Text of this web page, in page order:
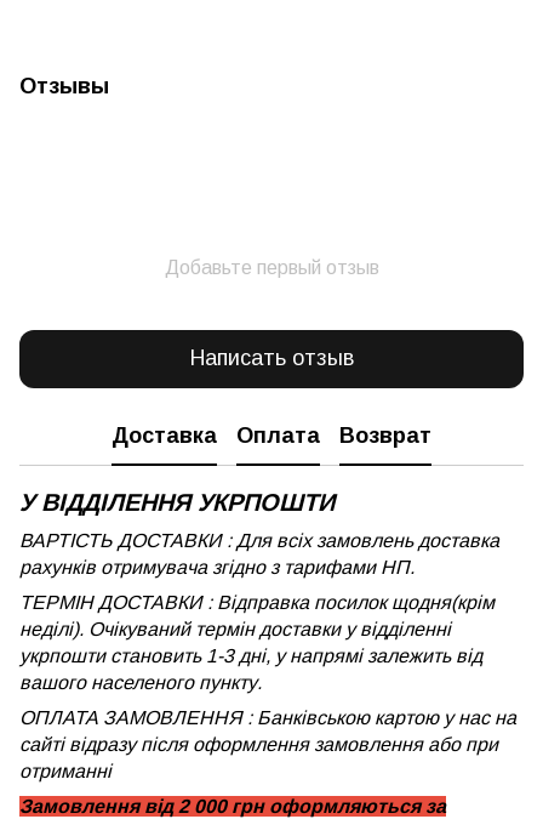
Отзывы
Добавьте первый отзыв
Написать отзыв
Доставка Оплата Возврат
У ВІДДІЛЕННЯ УКРПОШТИ
ВАРТІСТЬ ДОСТАВКИ : Для всіх замовлень доставка
рахунків отримувача згідно з тарифами НП.
ТЕРМІН ДОСТАВКИ : Відправка посилок щодня(крім
неділі). Очікуваний термін доставки у відділенні
укрпошти становить 1-3 дні, у напрямі залежить від
вашого населеного пункту.
ОПЛАТА ЗАМОВЛЕННЯ : Банківською картою у нас на
сайті відразу після оформлення замовлення або при
отриманні
Замовлення від 2 000 грн оформляються за